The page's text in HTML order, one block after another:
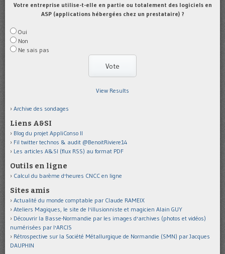
Votre entreprise utilise-t-elle en partie ou totalement des logiciels en
ASP (applications hébergées chez un prestataire) ?
Oui
Non
Ne sais pas
View Results
Archive des sondages
Liens A&SI
Blog du projet AppliConso II
Fil twitter technos & audit @BenoitRiviere14
Les articles A&SI (flux RSS) au format PDF
Outils en ligne
Calcul du barème d'heures CNCC en ligne
Sites amis
Actualité du monde comptable par Claude RAMEIX
Ateliers Magiques, le site de l'illusionniste et magicien Alain GUY
Découvrir la Basse-Normandie par les images d'archives (photos et vidéos)
numérisées par l'ARCIS
Rétrospective sur la Société Métallurgique de Normandie (SMN) par Jacques
DAUPHIN